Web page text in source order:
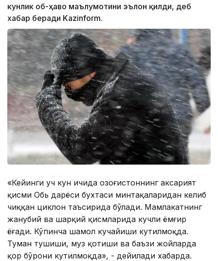
кунлик об-ҳаво маълумотини эълон қилди, деб
хабар беради Kazinform.
«Кейинги уч кун ичида Қозоғистоннинг аксарият
қисми Обь дарёси бухтаси минтақаларидан келиб
чиққан циклон таъсирида бўлади. Мамлакатнинг
жанубий ва шарқий қисмларида кучли ёмғир
ёғади. Кўпинча шамол кучайиши кутилмоқда.
Туман тушиши, муз қотиши ва баъзи жойларда
қор бўрони кутилмоқда», - дейилади хабарда.